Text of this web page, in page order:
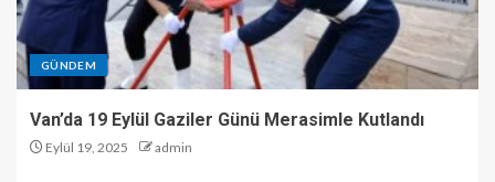
GÜNDEM
Van’da 19 Eylül Gaziler Günü Merasimle Kutlandı
Eylül 19, 2025 admin